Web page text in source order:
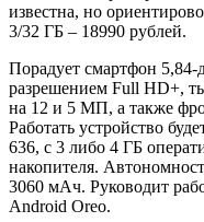
известна, но
3/32 ГБ – 18990 рублей.
Порадует смартфон
разрешением Full HD+,
на 12 и 5 МП, а также
Работать устройство
636, с 3 либо 4 ГБ
накопителя.
3060 мАч. Руководит
Android Oreo.